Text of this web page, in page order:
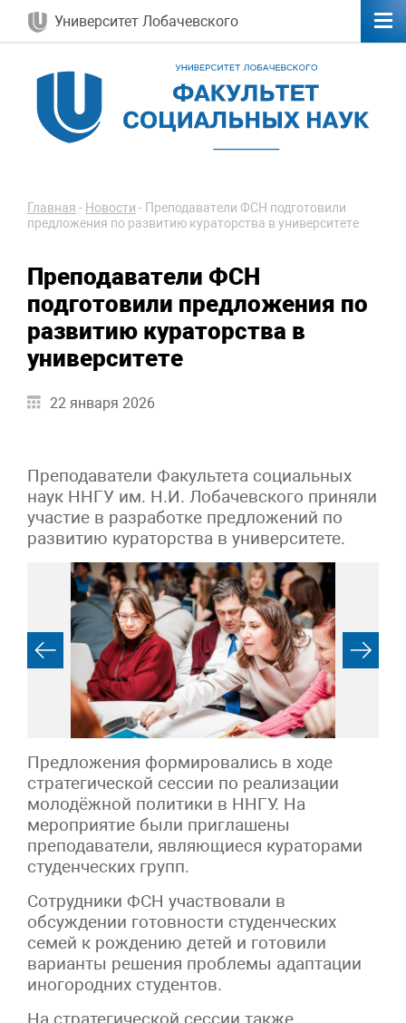
Университет Лобачевского
Главная - Новости - Преподаватели ФСН подготовили
предложения по развитию кураторства в университете
Преподаватели ФСН
подготовили предложения по
развитию кураторства в
университете
22 января 2026
Преподаватели Факультета социальных
наук ННГУ им. Н.И. Лобачевского приняли
участие в разработке предложений по
развитию кураторства в университете.
Предложения формировались в ходе
стратегической сессии по реализации
молодёжной политики в ННГУ. На
мероприятие были приглашены
преподаватели, являющиеся кураторами
студенческих групп.
Сотрудники ФСН участвовали в
обсуждении готовности студенческих
семей к рождению детей и готовили
варианты решения проблемы адаптации
иногородних студентов.